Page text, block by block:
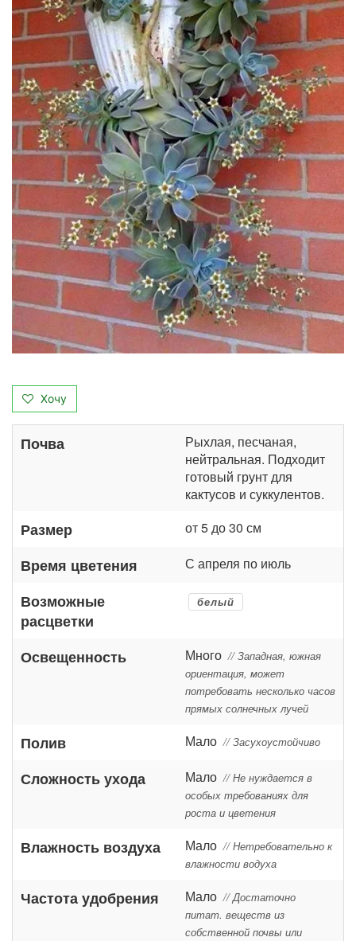
Хочу
Почва
Рыхлая, песчаная,
нейтральная. Подходит
готовый грунт для
кактусов и суккулентов.
Размер от 5 до 30 см
Время цветения С апреля по июль
Возможные
расцветки
белый
Освещенность Много // Западная, южная
ориентация, может
потребовать несколько часов
прямых солнечных лучей
Полив Мало // Засухоустойчиво
Сложность ухода Мало // Не нуждается в
особых требованиях для
роста и цветения
Влажность воздуха Мало // Нетребовательно к
влажности водуха
Частота удобрения Мало // Достаточно
питат. веществ из
собственной почвы или